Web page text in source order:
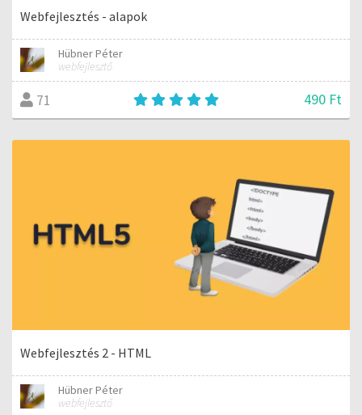
Webfejlesztés - alapok
Hübner Péter
webfejlesztő
71 490 Ft
Webfejlesztés 2 - HTML
Hübner Péter
webfejlesztő